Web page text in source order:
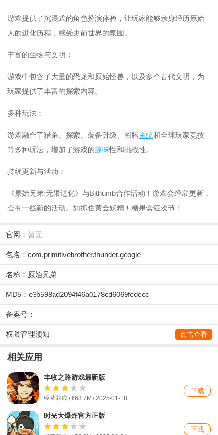
游戏提供了沉浸式的角色扮演体验，让玩家能够亲身经历原始
人的进化历程，感受史前世界的氛围。
丰富的生物与文明：
游戏中包含了大量的恐龙和原始怪兽，以及多个古代文明，为
玩家提供了丰富的探索内容。
多种玩法：
游戏融合了猎杀、探索、装备升级、图腾系统和全球玩家竞技
等多种玩法，增加了游戏的趣味性和挑战性。
持续更新与活动：
《原始兄弟:无限进化》与Bithumb合作活动！游戏会经常更新，
会有一些新的活动。如抓住黄金妖精！糖果盒狂欢节！
官网： 暂无
包名：com.primitivebrother.thunder.google
名称：原始兄弟
MD5：e3b598ad2094f46a0178cd6069fcdccc
备案号：
权限管理须知 点击查看
相关应用
丰收之路游戏最新版
经营养成 / 663.7M / 2025-01-18
下载
时光大爆炸官方正版
下载